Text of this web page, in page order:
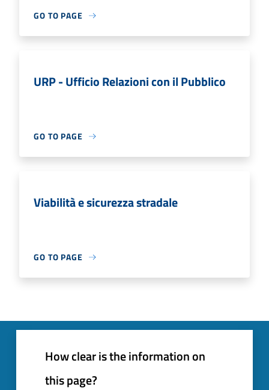
GO TO PAGE
URP - Ufficio Relazioni con il Pubblico
GO TO PAGE
Viabilità e sicurezza stradale
GO TO PAGE
How clear is the information on
this page?